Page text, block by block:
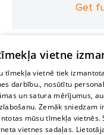
Get
vietne
tīmekļa vietnē tiek
darbību., nosūtītu
un satura mērījumus,
Zemāk sniedzam
mūsu tīmekļa
vietnes sadaļas.